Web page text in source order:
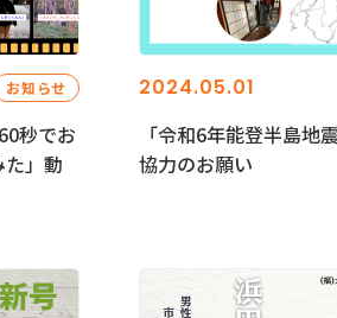
お知らせ
秒でお
」動
2024.05.01
「令和6年能登半島地
協力のお願い